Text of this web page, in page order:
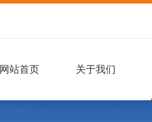
网站首页 关于我们